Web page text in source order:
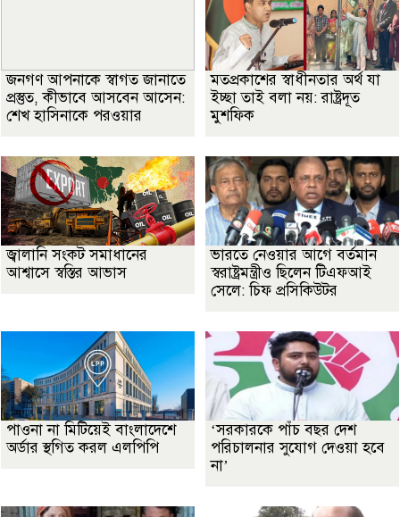
জনগণ আপনাকে স্বাগত জানাতে
প্রস্তুত, কীভাবে আসবেন আসেন:
শেখ হাসিনাকে পরওয়ার
মতপ্রকাশের স্বাধীনতার অর্থ যা
ইচ্ছা তাই বলা নয়: রাষ্ট্রদূত
মুশফিক
জ্বালানি সংকট সমাধানের
আশ্বাসে স্বস্তির আভাস
ভারতে নেওয়ার আগে বর্তমান
স্বরাষ্ট্রমন্ত্রীও ছিলেন টিএফআই
সেলে: চিফ প্রসিকিউটর
পাওনা না মিটিয়েই বাংলাদেশে
অর্ডার স্থগিত করল এলপিপি
‘সরকারকে পাঁচ বছর দেশ
পরিচালনার সুযোগ দেওয়া হবে
না’